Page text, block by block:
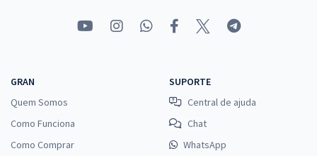
GRAN
Quem Somos
Como Funciona
Como Comprar
SUPORTE
Central de ajuda
Chat
WhatsApp